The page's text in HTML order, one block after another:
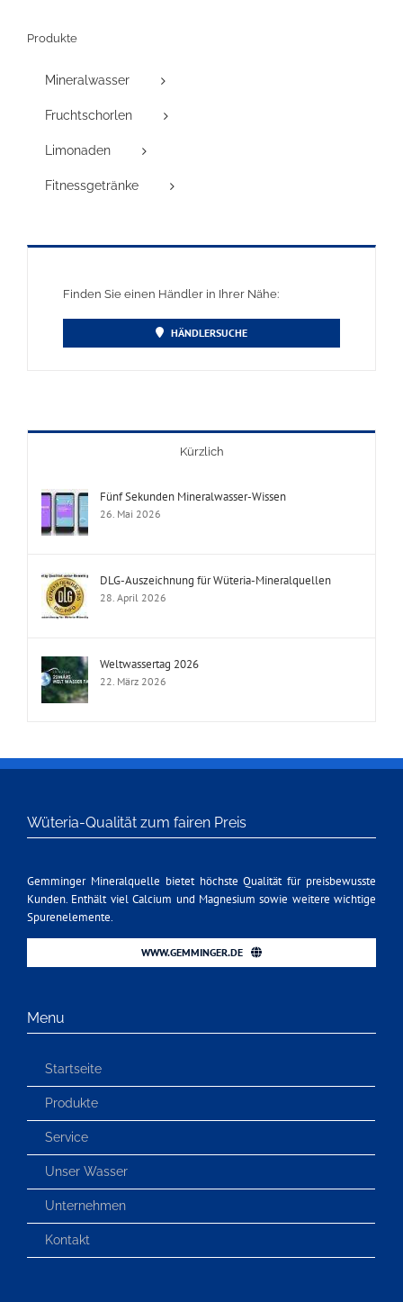
Produkte
Mineralwasser
Fruchtschorlen
Limonaden
Fitnessgetränke
Finden Sie einen Händler in Ihrer Nähe:
HÄNDLERSUCHE
Kürzlich
Fünf Sekunden Mineralwasser-Wissen
26. Mai 2026
DLG-Auszeichnung für Wüteria-Mineralquellen
28. April 2026
Weltwassertag 2026
22. März 2026
Wüteria-Qualität zum fairen Preis
Gemminger Mineralquelle bietet höchste Qualität für preisbewusste
Kunden. Enthält viel Calcium und Magnesium sowie weitere wichtige
Spurenelemente.
WWW.GEMMINGER.DE
Menu
Startseite
Produkte
Service
Unser Wasser
Unternehmen
Kontakt